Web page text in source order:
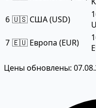
6 🇺🇸 США (USD)
7 🇪🇺 Европа (EUR)
Цены обновлены: